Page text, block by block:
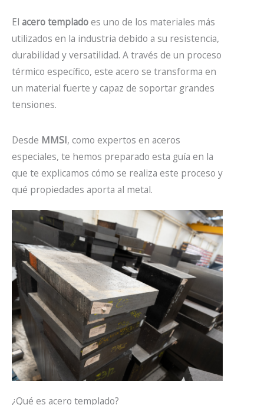
El acero templadoes uno de los materiales más
utilizados en la industria debido a su resistencia,
durabilidad y versatilidad. A través de un proceso
térmico específico, este acero se transforma en
un material fuerte y capaz de soportar grandes
tensiones.
Desde MMSI, como expertos en aceros
especiales, te hemos preparado esta guía en la
que te explicamos cómo se realiza este proceso y
qué propiedades aporta al metal.
¿Qué es acero templado?